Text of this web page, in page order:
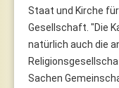
Staat und Kirche
Gesellschaft. "Die
natürlich auch die
Sachen